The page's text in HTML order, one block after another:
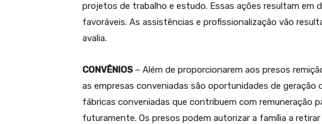
projetos de trabalho e estudo. Essas ações resultam em
favoráveis. As assistências e profissionalização vão
avalia.
CONVÊNIOS – Além de proporcionarem aos presos
as empresas conveniadas são oportunidades de geração
fábricas conveniadas que contribuem com remuneração
futuramente. Os presos podem autorizar a família a